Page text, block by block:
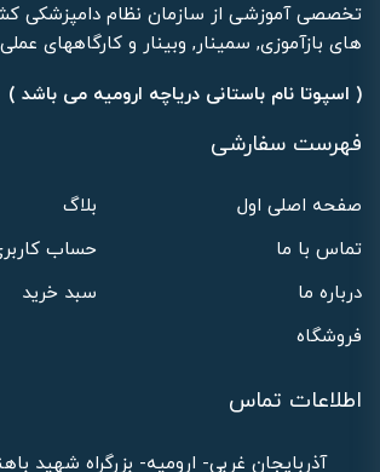
تخصصی آموزشی از سازمان نظام دامپزشکی
های بازآموزی, سمینار, وبینار و کارگاههای
( اسپوتا نام باستانی دریاچه ارومیه می باشد )
فهرست سفارشی
صفحه اصلی اول
بلاگ
تماس با ما
حساب
درباره ما
سبد خرید
فروشگاه
اطلاعات تماس
آذربایجان غربی- ارومیه- بزرگراه شهید